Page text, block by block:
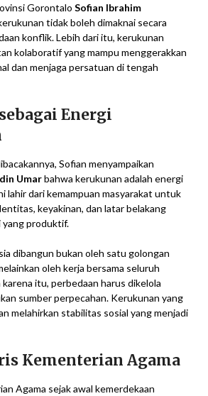
Gorontalo Sofian Ibrahim
tidak boleh dimaknai secara
konflik. Lebih dari itu, kerukunan
kolaboratif yang mampu menggerakkan
dan menjaga persatuan di tengah
Energi
Sofian menyampaikan
Umarbahwa kerukunan adalah energi
lahir dari kemampuan masyarakat untuk
keyakinan, dan latar belakang
yang produktif.
dibangun bukan oleh satu golongan
oleh kerja bersama seluruh
itu, perbedaan harus dikelola
sumber perpecahan. Kerukunan yang
melahirkan stabilitas sosial yang menjadi
Kementerian Agama
Agama sejak awal kemerdekaan